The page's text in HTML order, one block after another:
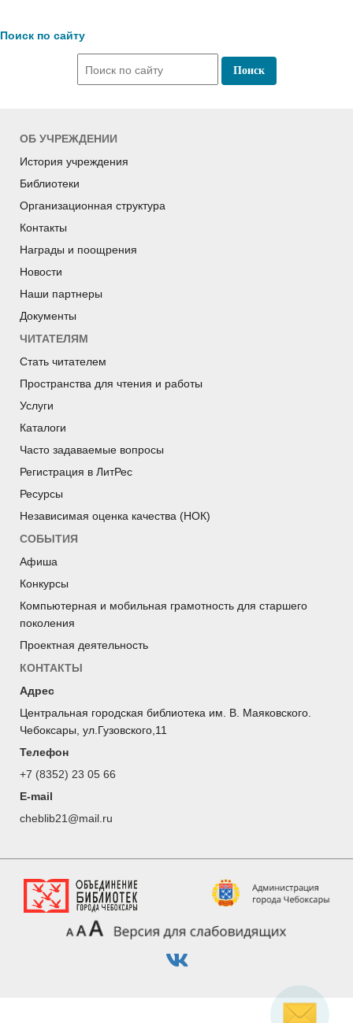
Поиск по сайту
ОБ УЧРЕЖДЕНИИ
История учреждения
Библиотеки
Организационная структура
Контакты
Награды и поощрения
Новости
Наши партнеры
Документы
ЧИТАТЕЛЯМ
Стать читателем
Пространства для чтения и работы
Услуги
Каталоги
Часто задаваемые вопросы
Регистрация в ЛитРес
Ресурсы
Независимая оценка качества (НОК)
СОБЫТИЯ
Афиша
Конкурсы
Компьютерная и мобильная грамотность для старшего
поколения
Проектная деятельность
КОНТАКТЫ
Адрес
Центральная городская библиотека им. В. Маяковского.
Чебоксары, ул.Гузовского,11
Телефон
+7 (8352) 23 05 66
E-mail
cheblib21@mail.ru